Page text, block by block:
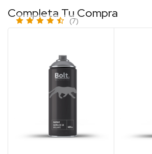
125/85L SILVER
20.00 €
137/87L/ REMBRANDT SILVER
20.00 €
100 en stock
99 en stock
Completa Tu Compra
(7)